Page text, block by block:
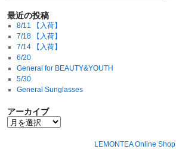
最近の投稿
8/11 【入荷】
7/18 【入荷】
7/14 【入荷】
6/20
General for BEAUTY&YOUTH
5/30
General Sunglasses
アーカイブ
LEMONTEA Online Shop